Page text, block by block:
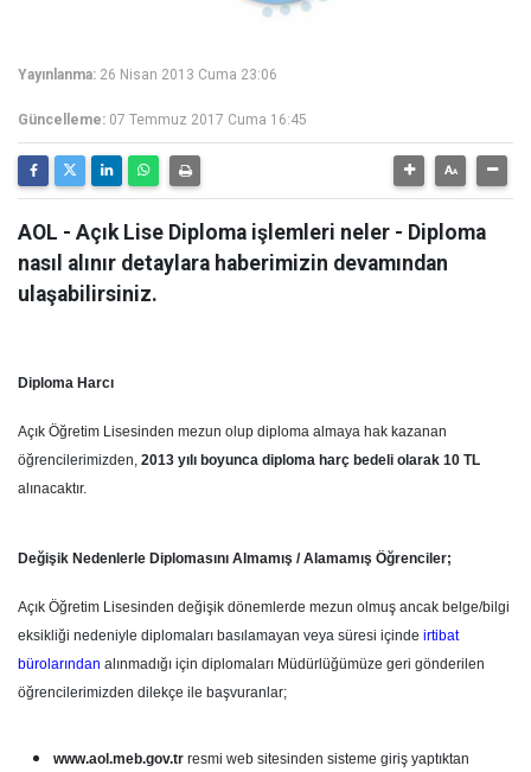
Yayınlanma: 26 Nisan 2013 Cuma 23:06
Güncelleme: 07 Temmuz 2017 Cuma 16:45
AOL - Açık Lise Diploma işlemleri neler - Diploma
nasıl alınır detaylara haberimizin devamından
ulaşabilirsiniz.
Diploma Harcı
Açık Öğretim Lisesinden mezun olup diploma almaya hak kazanan
öğrencilerimizden, 2013 yılı boyunca diploma harç bedeli olarak 10 TL
alınacaktır.
Değişik Nedenlerle Diplomasını Almamış / Alamamış Öğrenciler;
Açık Öğretim Lisesinden değişik dönemlerde mezun olmuş ancak belge/bilgi
eksikliği nedeniyle diplomaları basılamayan veya süresi içinde irtibat
bürolarından alınmadığı için diplomaları Müdürlüğümüze geri gönderilen
öğrencilerimizden dilekçe ile başvuranlar;
www.aol.meb.gov.tr resmi web sitesinden sisteme giriş yaptıktan